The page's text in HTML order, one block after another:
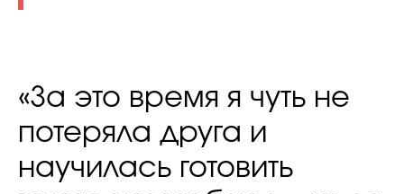
«За это время я чуть не
потеряла друга и
научилась готовить